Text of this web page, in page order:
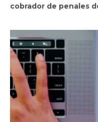
cobrador de penales